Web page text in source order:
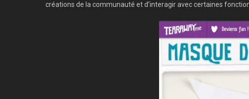
créations de la communauté et d’interagir avec certaines